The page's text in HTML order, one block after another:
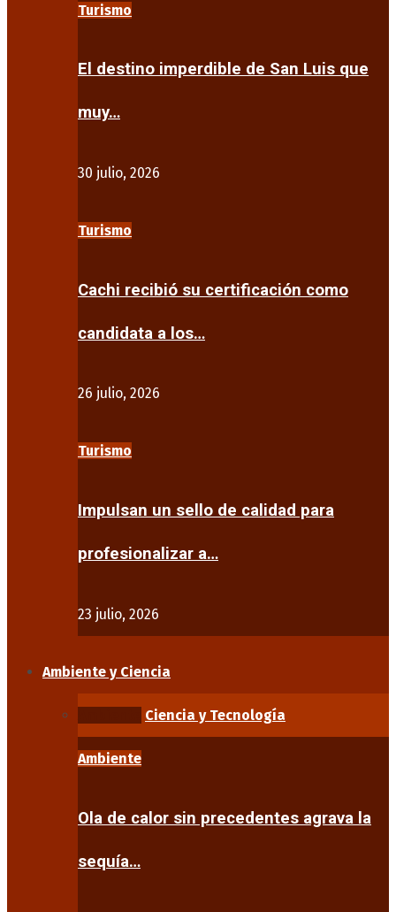
Turismo
El destino imperdible de San Luis que
muy…
30 julio, 2026
Turismo
Cachi recibió su certificación como
candidata a los…
26 julio, 2026
Turismo
Impulsan un sello de calidad para
profesionalizar a…
23 julio, 2026
Ambiente y Ciencia
Ciencia y Tecnología
Ambiente
Ola de calor sin precedentes agrava la
sequía…